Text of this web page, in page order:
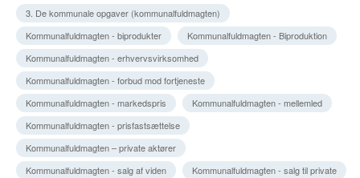
3. De kommunale opgaver (kommunalfuldmagten)
Kommunalfuldmagten - biprodukter
Kommunalfuldmagten - Biproduktion
Kommunalfuldmagten - erhvervsvirksomhed
Kommunalfuldmagten - forbud mod fortjeneste
Kommunalfuldmagten - markedspris
Kommunalfuldmagten - mellemled
Kommunalfuldmagten - prisfastsættelse
Kommunalfuldmagten – private aktører
Kommunalfuldmagten - salg af viden
Kommunalfuldmagten - salg til private